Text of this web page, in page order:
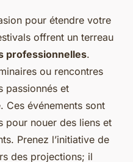
pour étendre votre
offrent un terreau
professionnelles.
ou rencontres
passionnés et
Ces événements sont
pour nouer des liens et
Prenez l’initiative de
des projections; il